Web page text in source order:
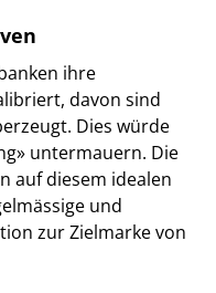
ihre
davon sind
Dies würde
untermauern. Die
auf diesem idealen
und
zur Zielmarke von